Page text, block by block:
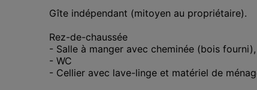
Gîte indépendant (mitoyen au propriétaire).
Rez-de-chaussée
- Salle à manger avec cheminée (bois
- WC
- Cellier avec lave-linge et matériel de